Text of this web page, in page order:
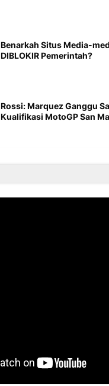
Benarkah Situs Media-
DIBLOKIR Pemerintah?
Rossi: Marquez Ganggu
Kualifikasi MotoGP San